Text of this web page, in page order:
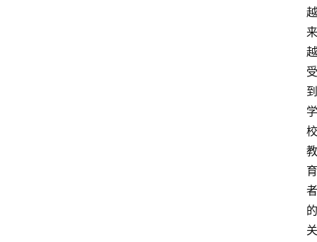
越
来
越
受
到
学
校
教
育
者
的
关